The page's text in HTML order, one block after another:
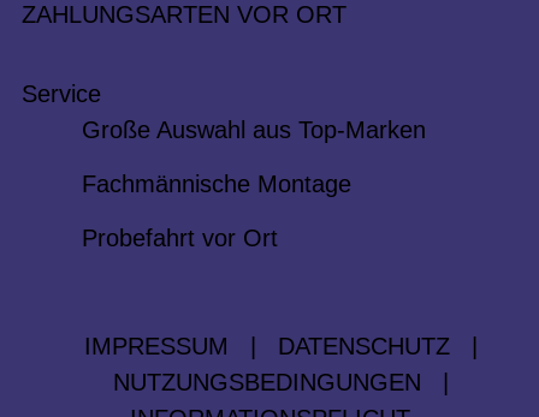
ZAHLUNGSARTEN VOR ORT
Service
Große Auswahl aus Top-Marken
Fachmännische Montage
Probefahrt vor Ort
IMPRESSUM DATENSCHUTZ
NUTZUNGSBEDINGUNGEN